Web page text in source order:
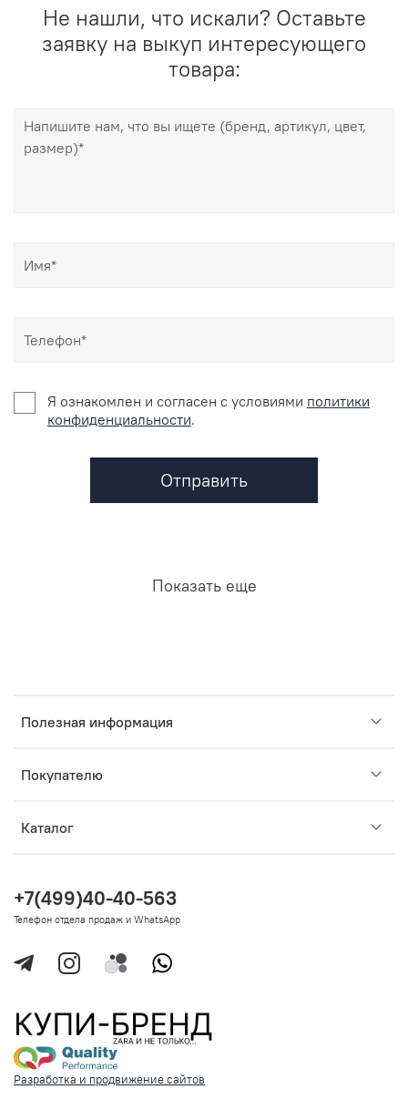
Не нашли, что искали? Оставьте
заявку на выкуп интересующего
товара:
Я ознакомлен и согласен c условиями политики
конфиденциальности.
Отправить
Показать еще
Полезная информация
Покупателю
Каталог
+7(499)40-40-563
Телефон отдела продаж и WhatsApp
Разработка и продвижение сайтов